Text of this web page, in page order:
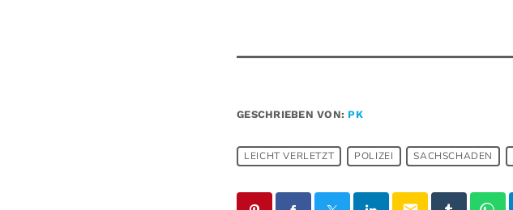
GESCHRIEBEN VON: PK
LEICHT VERLETZT POLIZEI SACHSCHADEN